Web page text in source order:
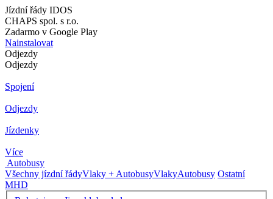
Jízdní řády IDOS
CHAPS spol. s r.o.
Zadarmo v Google Play
Nainstalovat
Odjezdy
Odjezdy
Spojení
Odjezdy
Jízdenky
Více
Autobusy
Všechny jízdní řádyVlaky + AutobusyVlakyAutobusy Ostatní
MHD